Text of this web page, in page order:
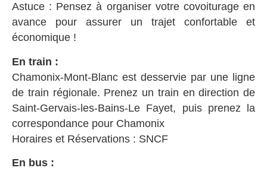
Astuce : Pensez à organiser votre covoiturage en
avance pour assurer un trajet confortable et
économique !
En train :
Chamonix-Mont-Blanc est desservie par une ligne
de train régionale. Prenez un train en direction de
Saint-Gervais-les-Bains-Le Fayet, puis prenez la
correspondance pour Chamonix
Horaires et Réservations : SNCF
En bus :